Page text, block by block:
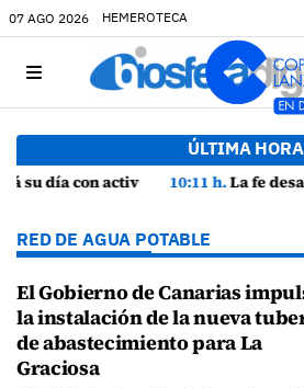
07 AGO 2026 HEMEROTECA
ÚLTIMA HORA
10:11 h.La fe desafía al viento y al calor: cientos de
RED DE AGUA POTABLE
El Gobierno de Canarias
la instalación de la nueva
de abastecimiento para La
Graciosa